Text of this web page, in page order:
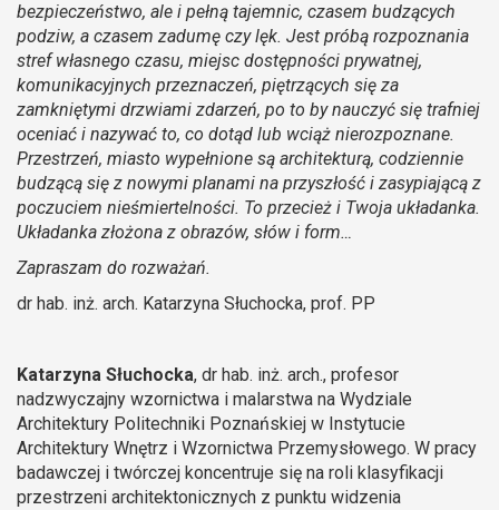
bezpieczeństwo, ale i pełną tajemnic, czasem budzących
podziw, a czasem zadumę czy lęk. Jest próbą rozpoznania
stref własnego czasu, miejsc dostępności prywatnej,
komunikacyjnych przeznaczeń, piętrzących się za
zamkniętymi drzwiami zdarzeń, po to by nauczyć się trafniej
oceniać i nazywać to, co dotąd lub wciąż nierozpoznane.
Przestrzeń, miasto wypełnione są architekturą, codziennie
budzącą się z nowymi planami na przyszłość i zasypiającą z
poczuciem nieśmiertelności. To przecież i Twoja układanka.
Układanka złożona z obrazów, słów i form…
Zapraszam do rozważań.
dr hab. inż. arch. Katarzyna Słuchocka, prof. PP
Katarzyna Słuchocka, dr hab. inż. arch., profesor
nadzwyczajny wzornictwa i malarstwa na Wydziale
Architektury Politechniki Poznańskiej w Instytucie
Architektury Wnętrz i Wzornictwa Przemysłowego. W pracy
badawczej i twórczej koncentruje się na roli klasyfikacji
przestrzeni architektonicznych z punktu widzenia